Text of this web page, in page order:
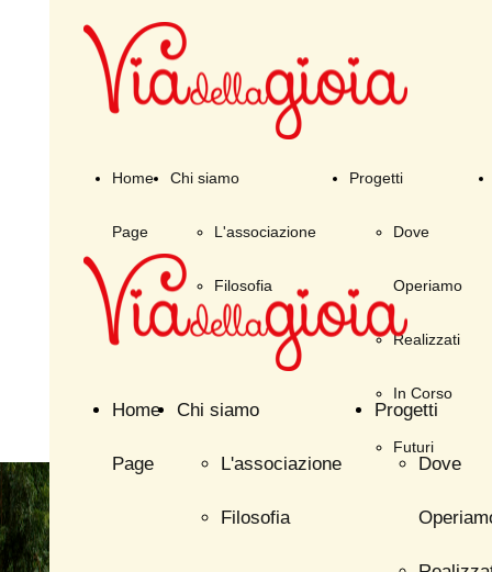
Home
Page
Chi siamo
L'associazione
Filosofia
Progetti
Dove
Operiamo
Realizzati
In Corso
Futuri
Home
Page
Chi siamo
L'associazione
Filosofia
Progetti
Dove